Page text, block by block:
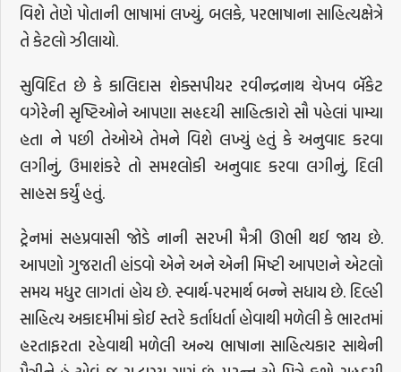
વિશે તેણે પોતાની ભાષામાં લખ્યું, બલકે, પરભાષાના સાહિત્યક્ષેત્રે
તે કેટલો ઝીલાયો.
સુવિદિત છે કે કાલિદાસ શેક્સપીયર રવીન્દ્રનાથ ચેખવ બૅકેટ
વગેરેની સૃષ્ટિઓને આપણા સહૃદયી સાહિત્કારો સૌ પહેલાં પામ્યા
હતા ને પછી તેઓએ તેમને વિશે લખ્યું હતું કે અનુવાદ કરવા
લગીનું, ઉમાશંકરે તો સમશ્લોકી અનુવાદ કરવા લગીનું, દિલી
સાહસ કર્યું હતું.
ટ્રેનમાં સહપ્રવાસી જોડે નાની સરખી મૈત્રી ઊભી થઈ જાય છે.
આપણો ગુજરાતી હાંડવો એને અને એની મિષ્ટી આપણને એટલો
સમય મધુર લાગતાં હોય છે. સ્વાર્થ-પરમાર્થ બન્ને સધાય છે. દિલ્હી
સાહિત્ય અકાદમીમાં કોઈ સ્તરે કર્તાધર્તા હોવાથી મળેલી કે ભારતમાં
હરતાફરતા રહેવાથી મળેલી અન્ય ભાષાના સાહિત્યકાર સાથેની